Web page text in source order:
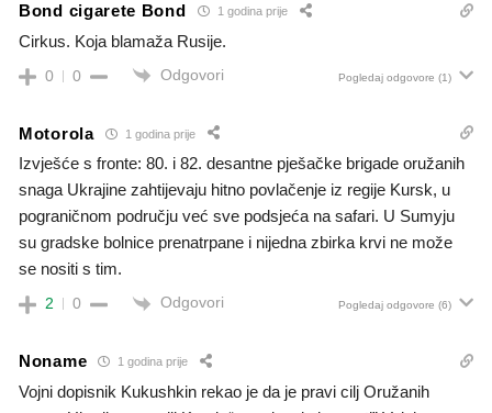
Bond cigarete Bond 1 godina prije
Cirkus. Koja blamaža Rusije.
0 0 Odgovori Pogledaj odgovore (1)
Motorola 1 godina prije
Izvješće s fronte: 80. i 82. desantne pješačke brigade oružanih
snaga Ukrajine zahtijevaju hitno povlačenje iz regije Kursk, u
pograničnom području već sve podsjeća na safari. U Sumyju
su gradske bolnice prenatrpane i nijedna zbirka krvi ne može
se nositi s tim.
2 0 Odgovori Pogledaj odgovore (6)
Noname 1 godina prije
Vojni dopisnik Kukushkin rekao je da je pravi cilj Oružanih